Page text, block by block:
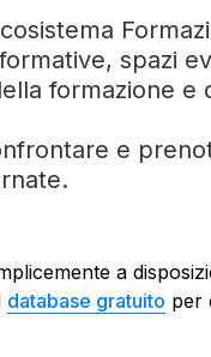
spazi
formazione e
e
a
database gratuito per